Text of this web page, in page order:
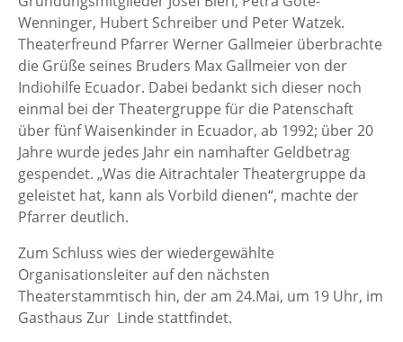
Wenninger, Hubert Schreiber und Peter Watzek.
Theaterfreund Pfarrer Werner Gallmeier überbrachte
die Grüße seines Bruders Max Gallmeier von der
Indiohilfe Ecuador. Dabei bedankt sich dieser noch
einmal bei der Theatergruppe für die Patenschaft
über fünf Waisenkinder in Ecuador, ab 1992; über 20
Jahre wurde jedes Jahr ein namhafter Geldbetrag
gespendet. „Was die Aitrachtaler Theatergruppe da
geleistet hat, kann als Vorbild dienen“, machte der
Pfarrer deutlich.
Zum Schluss wies der wiedergewählte
Organisationsleiter auf den nächsten
Theaterstammtisch hin, der am 24.Mai, um 19 Uhr, im
Gasthaus Zur Linde stattfindet.